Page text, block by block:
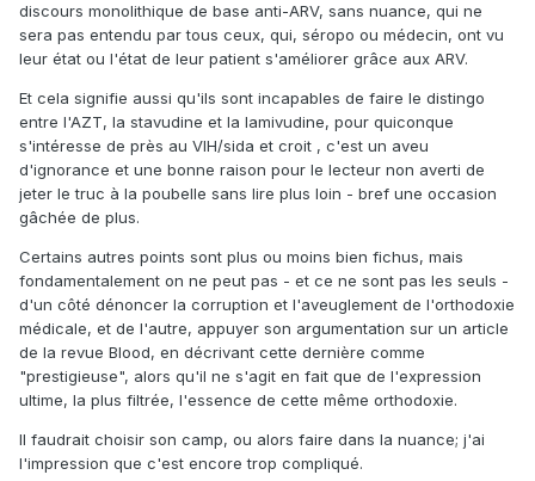
discours monolithique de base anti-ARV, sans nuance, qui ne
sera pas entendu par tous ceux, qui, séropo ou médecin, ont vu
leur état ou l'état de leur patient s'améliorer grâce aux ARV.
Et cela signifie aussi qu'ils sont incapables de faire le distingo
entre l'AZT, la stavudine et la lamivudine, pour quiconque
s'intéresse de près au VIH/sida et croit , c'est un aveu
d'ignorance et une bonne raison pour le lecteur non averti de
jeter le truc à la poubelle sans lire plus loin - bref une occasion
gâchée de plus.
Certains autres points sont plus ou moins bien fichus, mais
fondamentalement on ne peut pas - et ce ne sont pas les seuls -
d'un côté dénoncer la corruption et l'aveuglement de l'orthodoxie
médicale, et de l'autre, appuyer son argumentation sur un article
de la revue Blood, en décrivant cette dernière comme
"prestigieuse", alors qu'il ne s'agit en fait que de l'expression
ultime, la plus filtrée, l'essence de cette même orthodoxie.
Il faudrait choisir son camp, ou alors faire dans la nuance; j'ai
l'impression que c'est encore trop compliqué.